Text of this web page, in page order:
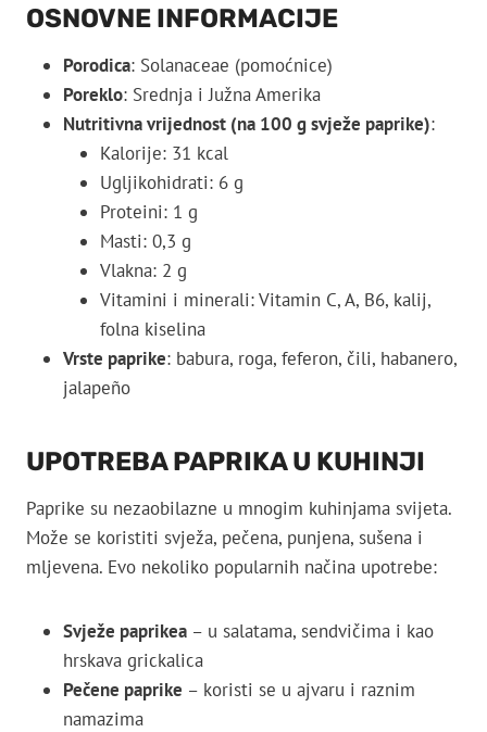
OSNOVNE INFORMACIJE
Porodica: Solanaceae (pomoćnice)
Poreklo: Srednja i Južna Amerika
Nutritivna vrijednost (na 100 g svježe paprike):
Kalorije: 31 kcal
Ugljikohidrati: 6 g
Proteini: 1 g
Masti: 0,3 g
Vlakna: 2 g
Vitamini i minerali: Vitamin C, A, B6, kalij,
folna kiselina
Vrste paprike: babura, roga, feferon, čili, habanero,
jalapeño
UPOTREBA PAPRIKA U KUHINJI
Paprike su nezaobilazne u mnogim kuhinjama svijeta.
Može se koristiti svježa, pečena, punjena, sušena i
mljevena. Evo nekoliko popularnih načina upotrebe:
Svježe paprikea – u salatama, sendvičima i kao
hrskava grickalica
Pečene paprike – koristi se u ajvaru i raznim
namazima